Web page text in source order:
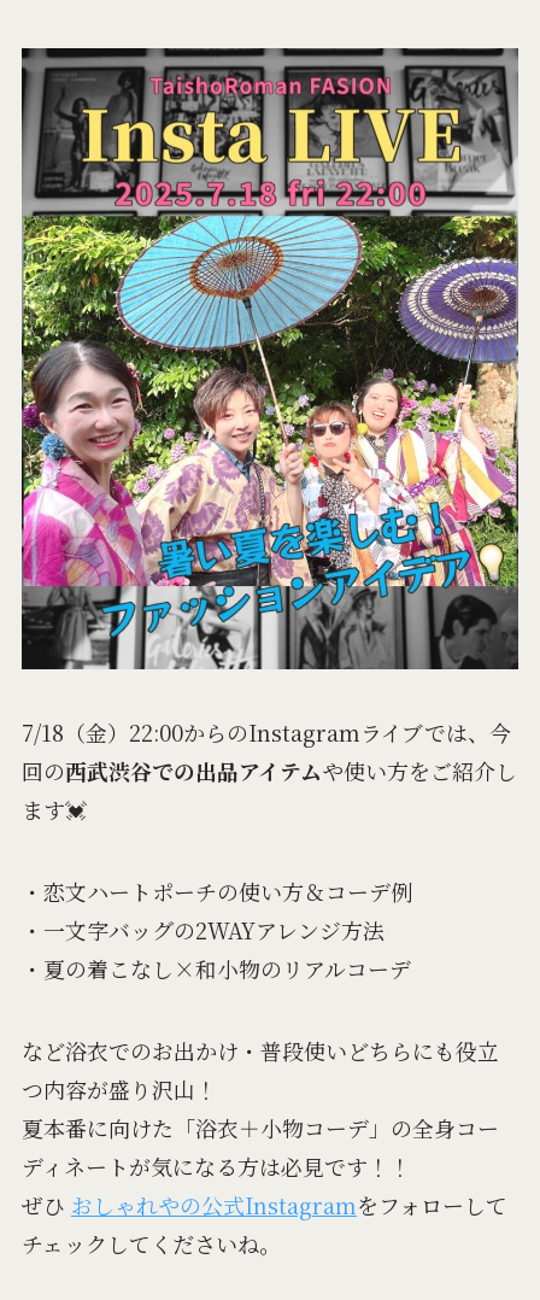
7/18（金）22:00からのInstagramライブでは、今
回の西武渋谷での出品アイテムや使い方をご紹介し
ます💓
・恋文ハートポーチの使い方＆コーデ例
・一文字バッグの2WAYアレンジ方法
・夏の着こなし×和小物のリアルコーデ
など浴衣でのお出かけ・普段使いどちらにも役立
つ内容が盛り沢山！
夏本番に向けた「浴衣＋小物コーデ」の全身コー
ディネートが気になる方は必見です！！
ぜひ おしゃれやの公式Instagramをフォローして
チェックしてくださいね。